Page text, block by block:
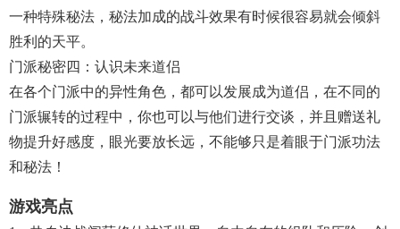
一种特殊秘法，秘法加成的战斗效果有时候很容易就会倾斜
胜利的天平。
门派秘密四：认识未来道侣
在各个门派中的异性角色，都可以发展成为道侣，在不同的
门派辗转的过程中，你也可以与他们进行交谈，并且赠送礼
物提升好感度，眼光要放长远，不能够只是着眼于门派功法
和秘法！
游戏亮点